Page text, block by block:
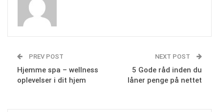
PREV POST
Hjemme spa – wellness
oplevelser i dit hjem
NEXT POST
5 Gode råd inden du
låner penge på nettet